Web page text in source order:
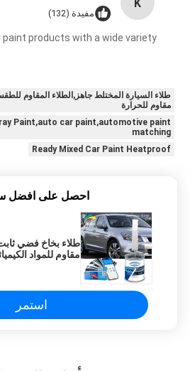
K
مفيدة (132)
paint products with a wide variety
طلاء السيارة المختلط جاهز,الطلاء المقاوم
مقاوم للحرارة
Paint,auto car paint,automotive paint
matching
Ready Mixed Car Paint Heatproof
احصل على افضل
مقاوم للمواد
استمر